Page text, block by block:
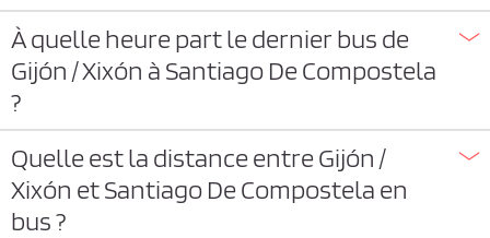
À quelle heure part le dernier bus de
Gijón / Xixón à Santiago De Compostela
?
Quelle est la distance entre Gijón /
Xixón et Santiago De Compostela en
bus ?